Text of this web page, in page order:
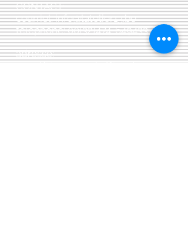
CONTACT:
courriel:info@latelier13.be
téléphone:00(32)474-649433
adresse: